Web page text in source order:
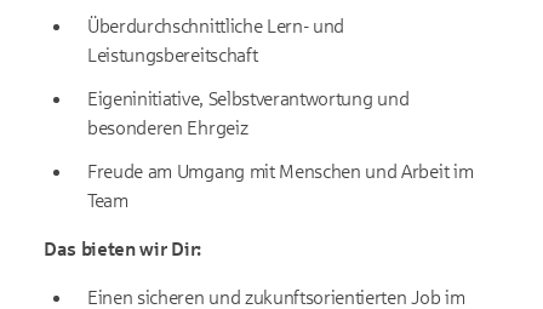
Überdurchschnittliche Lern- und
Leistungsbereitschaft
Eigeninitiative, Selbstverantwortung und
besonderen Ehrgeiz
Freude am Umgang mit Menschen und Arbeit im
Team
Das bieten wir Dir:
Einen sicheren und zukunftsorientierten Job im